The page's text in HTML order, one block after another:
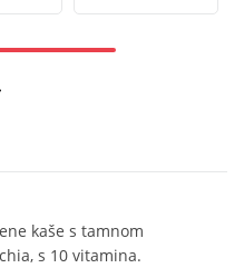
kaše s tamnom
s 10 vitamina.